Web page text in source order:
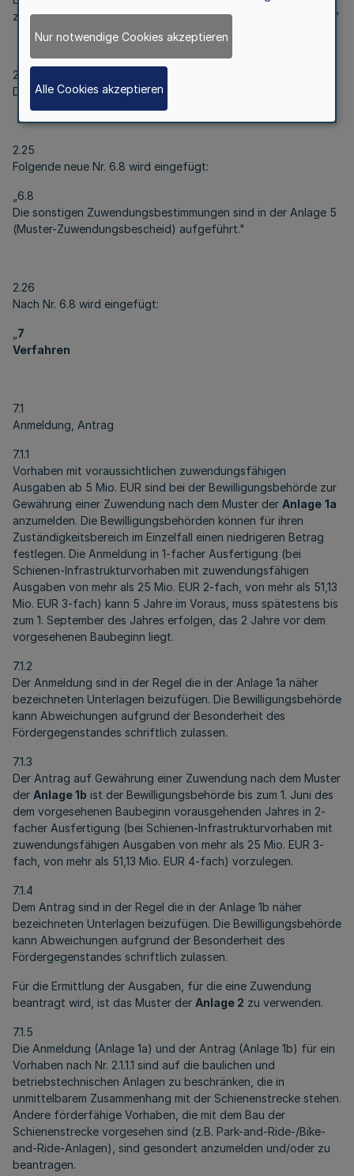
zuwendungsfähigen Ausgaben bis zu 25 Mio. EUR zu erteilen."
2.24
Die Nrn. 6.8 und 6.9 werden zu Nrn. 7.7.1 und 7.10.
2.25
Folgende neue Nr. 6.8 wird eingefügt:
„6.8
Die sonstigen Zuwendungsbestimmungen sind in der Anlage 5
(Muster-Zuwendungsbescheid) aufgeführt."
2.26
Nach Nr. 6.8 wird eingefügt:
7
Verfahren
7.1
Anmeldung, Antrag
7.1.1
Vorhaben mit voraussichtlichen zuwendungsfähigen
Ausgaben ab 5 Mio. EUR sind bei der Bewilligungsbehörde zur
Gewährung einer Zuwendung nach dem Muster der Anlage 1a
anzumelden. Die Bewilligungsbehörden können für ihren
Zuständigkeitsbereich im Einzelfall einen niedrigeren Betrag
festlegen. Die Anmeldung in 1-facher Ausfertigung (bei
Schienen-Infrastrukturvorhaben mit zuwendungsfähigen
Ausgaben von mehr als 25 Mio. EUR 2-fach, von mehr als 51,13
Mio. EUR 3-fach) kann 5 Jahre im Voraus, muss spätestens bis
zum 1. September des Jahres erfolgen, das 2 Jahre vor dem
vorgesehenen Baubeginn liegt.
7.1.2
Der Anmeldung sind in der Regel die in der Anlage 1a näher
bezeichneten Unterlagen beizufügen. Die Bewilligungsbehörde
kann Abweichungen aufgrund der Besonderheit des
Fördergegenstandes schriftlich zulassen.
7.1.3
Der Antrag auf Gewährung einer Zuwendung nach dem Muster
der Anlage 1b ist der Bewilligungsbehörde bis zum 1. Juni des
dem vorgesehenen Baubeginn vorausgehenden Jahres in 2-
facher Ausfertigung (bei Schienen-Infrastrukturvorhaben mit
zuwendungsfähigen Ausgaben von mehr als 25 Mio. EUR 3-
fach, von mehr als 51,13 Mio. EUR 4-fach) vorzulegen.
7.1.4
Dem Antrag sind in der Regel die in der Anlage 1b näher
bezeichneten Unterlagen beizufügen. Die Bewilligungsbehörde
kann Abweichungen aufgrund der Besonderheit des
Fördergegenstandes schriftlich zulassen.
Für die Ermittlung der Ausgaben, für die eine Zuwendung
beantragt wird, ist das Muster der Anlage 2 zu verwenden.
7.1.5
Die Anmeldung (Anlage 1a) und der Antrag (Anlage 1b) für ein
Vorhaben nach Nr. 2.1.1.1 sind auf die baulichen und
betriebstechnischen Anlagen zu beschränken, die in
unmittelbarem Zusammenhang mit der Schienenstrecke stehen.
Andere förderfähige Vorhaben, die mit dem Bau der
Schienenstrecke vorgesehen sind (z.B. Park-and-Ride-/Bike-
and-Ride-Anlagen), sind gesondert anzumelden und/oder zu
beantragen.
Nur notwendige Cookies akzeptieren
Alle Cookies akzeptieren